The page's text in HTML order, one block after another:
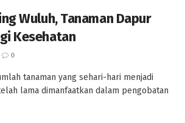
Wuluh, Tanaman Dapur
Kesehatan
0
tanaman yang sehari-hari menjadi
lama dimanfaatkan dalam pengobatan